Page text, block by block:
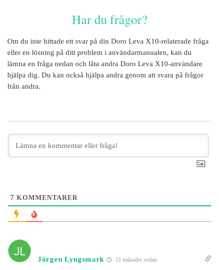
Har du frågor?
Om du inte hittade ett svar på din Doro Leva X10-relaterade fråga
eller en lösning på ditt problem i användarmanualen, kan du
lämna en fråga nedan och låta andra Doro Leva X10-användare
hjälpa dig. Du kan också hjälpa andra genom att svara på frågor
från andra.
7 KOMMENTARER
Jörgen Lyngsmark 11 månader sedan